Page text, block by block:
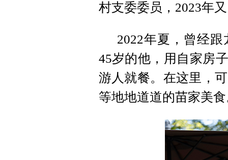
村支委委员，2023年
2022年夏，曾经
45岁的他，用自家房
游人就餐。在这里，
等地地道道的苗家美